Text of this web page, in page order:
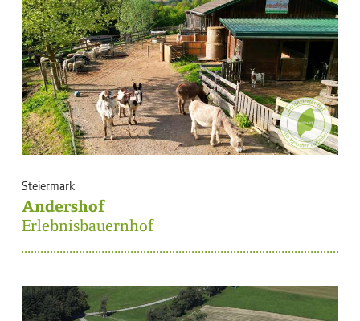
Steiermark
Andershof
Erlebnisbauernhof